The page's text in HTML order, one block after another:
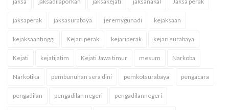
jaksaperak jaksasurabaya jeremygunadi kejaksaan
kejaksaantinggi Kejari perak kejariperak kejari surabaya
Kejati kejatijatim Kejati Jawa timur mesum Narkoba
Narkotika pembunuhan sera dini pemkotsurabaya pengacara
pengadilan pengadilan negeri pengadilannegeri